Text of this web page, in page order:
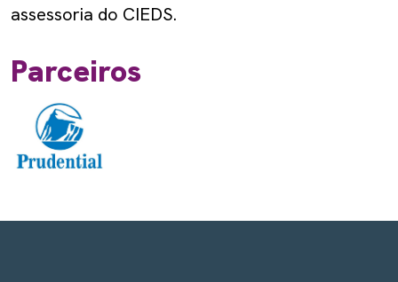
assessoria do CIEDS.
Parceiros